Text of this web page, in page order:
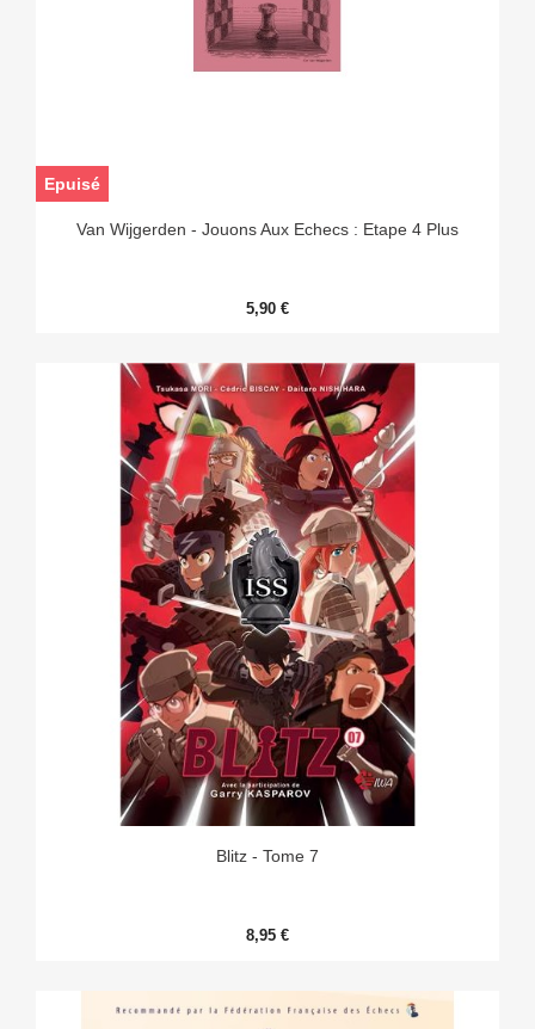
Van Wijgerden - Jouons Aux Echecs : Etape 4 Plus
5,90 €
Epuisé
Blitz - Tome 7
8,95 €